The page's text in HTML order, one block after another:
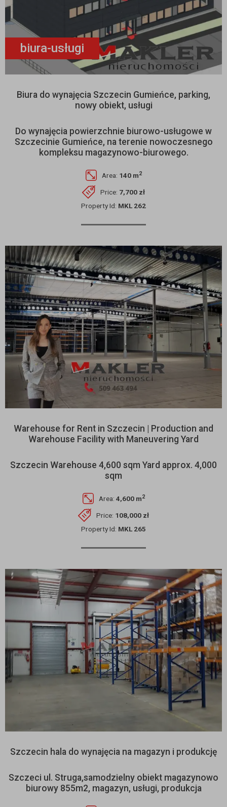
biura-usługi
Biura do wynajęcia Szczecin Gumieńce, parking,
nowy obiekt, usługi
Do wynajęcia powierzchnie biurowo-usługowe w
Szczecinie Gumieńce, na terenie nowoczesnego
kompleksu magazynowo-biurowego.
Area: 140 m2
Price: 7,700 zł
Property Id: MKL 262
Warehouse for Rent in Szczecin | Production and
Warehouse Facility with Maneuvering Yard
Szczecin Warehouse 4,600 sqm Yard approx. 4,000
sqm
Area: 4,600 m2
Price: 108,000 zł
Property Id: MKL 265
Szczecin hala do wynajęcia na magazyn i produkcję
Szczeci ul. Struga,samodzielny obiekt magazynowo
biurowy 855m2, magazyn, usługi, produkcja